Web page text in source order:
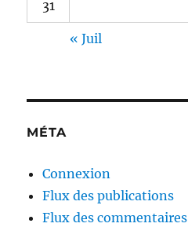
31
« Juil
MÉTA
Connexion
Flux des publications
Flux des commentaires